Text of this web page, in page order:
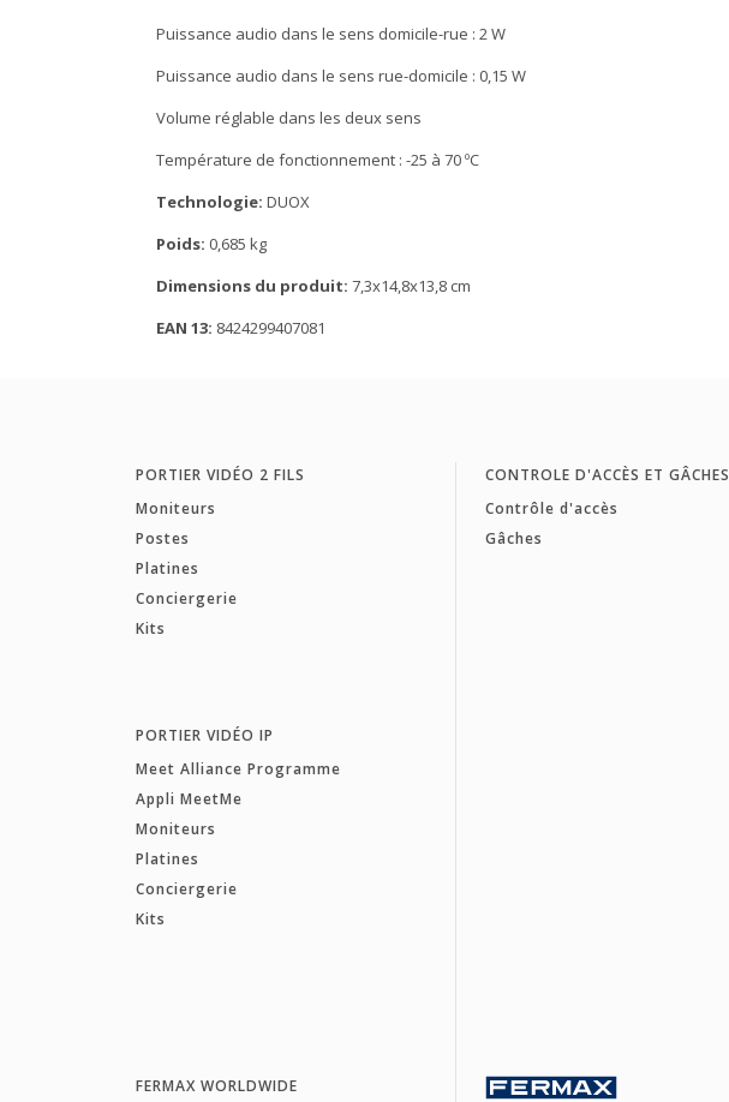
Puissance audio dans le sens domicile-rue : 2 W
Puissance audio dans le sens rue-domicile : 0,15 W
Volume réglable dans les deux sens
Température de fonctionnement : -25 à 70 ºC
Technologie: DUOX
Poids: 0,685 kg
Dimensions du produit: 7,3x14,8x13,8 cm
EAN 13: 8424299407081
PORTIER VIDÉO 2 FILS
Moniteurs
Postes
Platines
Conciergerie
Kits
PORTIER VIDÉO IP
Meet Alliance Programme
Appli MeetMe
Moniteurs
Platines
Conciergerie
Kits
CONTROLE D'ACCÈS ET GÂCHES
Contrôle d'accès
Gâches
FERMAX WORLDWIDE